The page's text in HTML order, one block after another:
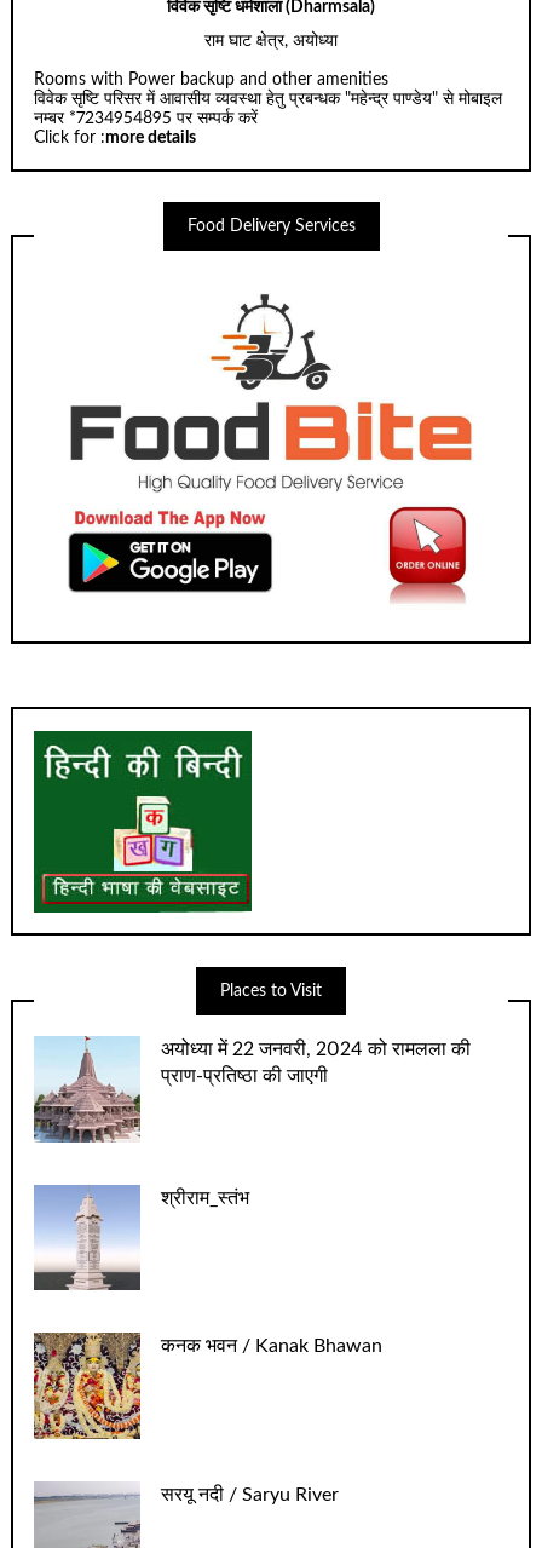
विवेक सृष्टि धर्मशाला (Dharmsala)
राम घाट क्षेत्र, अयोध्या
Rooms with Power backup and other amenities
विवेक सृष्टि परिसर में आवासीय व्यवस्था हेतु प्रबन्धक "महेन्द्र पाण्डेय" से मोबाइल
नम्बर *7234954895 पर सम्पर्क करें
Click for :more details
Food Delivery Services
Places to Visit
अयोध्‍या में 22 जनवरी, 2024 को रामलला की
प्राण-प्रतिष्‍ठा की जाएगी
श्रीराम_स्तंभ
कनक भवन / Kanak Bhawan
सरयू नदी / Saryu River